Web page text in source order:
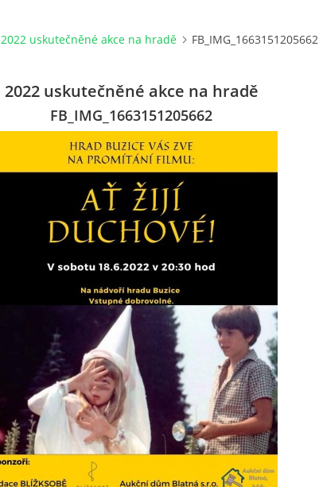
2022 uskutečněné akce na hradě FB_IMG_1663151205662
2022 uskutečněné akce na hradě
FB_IMG_1663151205662